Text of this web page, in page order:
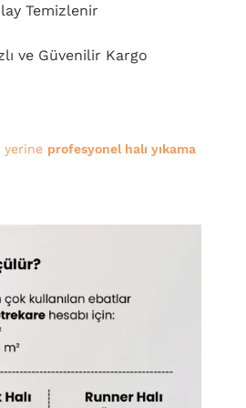
Temizlenir
ve Güvenilir Kargo
yerine profesyonel halı yıkama